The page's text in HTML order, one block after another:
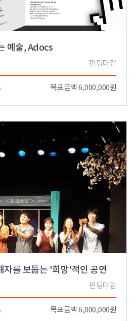
예술, Adocs
펀딩마감
목표금액 6,000,000원
자를 보듬는 '희망'적인 공연
펀딩마감
목표금액 6,000,000원